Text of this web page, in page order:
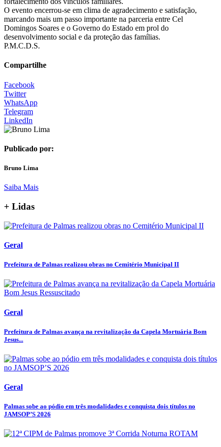
O evento encerrou-se em clima de agradecimento e satisfação,
marcando mais um passo importante na parceria entre Cel
Domingos Soares e o Governo do Estado em prol do
desenvolvimento social e da proteção das famílias.
P.M.C.D.S.
Compartilhe
Facebook
Twitter
WhatsApp
Telegram
LinkedIn
Publicado por:
Bruno Lima
Saiba Mais
+ Lidas
Geral
Prefeitura de Palmas realizou obras no Cemitério Municipal II
Geral
Prefeitura de Palmas avança na revitalização da Capela Mortuária Bom
Jesus...
Geral
Palmas sobe ao pódio em três modalidades e conquista dois títulos no
JAMSOP’S 2026